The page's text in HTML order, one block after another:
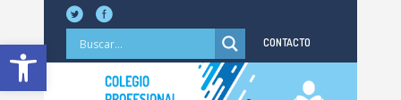
Abrir barra de herramientas CONTACTO